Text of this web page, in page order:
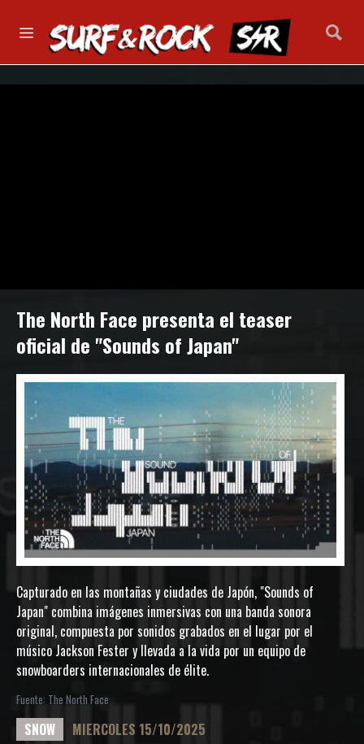
The North Face presenta el teaser
oficial de "Sounds of Japan"
Capturado en las montañas y ciudades de Japón, "Sounds of
Japan" combina imágenes inmersivas con una banda sonora
original, compuesta por sonidos grabados en el lugar por el
músico Jackson Fester y llevada a la vida por un equipo de
snowboarders internacionales de élite.
Fuente: The North Face
SNOW MIERCOLES 15/10/2025